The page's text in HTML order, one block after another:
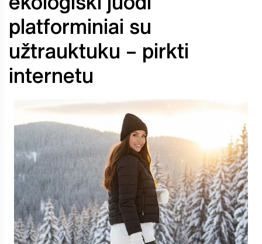
platforminiai su
užtrauktuku – pirkti
internetu